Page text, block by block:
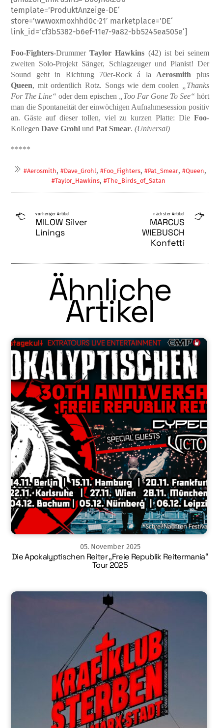
template=’ProduktAnzeige-DE‘
store=’wwwoxmoxhhd0c-21′ marketplace=’DE‘
link_id=’cf3b5382-b6ef-11e7-9a82-bb5245ea505e‘]
Foo-Fighters-DrummerTaylor Hawkins (42) ist bei seinem
zweiten Solo-Projekt Sänger, Schlagzeuger und Pianist! Der
Sound geht in Richtung 70er-Rock á la Aerosmith plus
Queen, mit ordentlich Rotz. Songs wie dem coolen
„Thanks
For The Line“ oder dem epischen „Too Far Gone To See“ hört
man die Spontaneität der einwöchigen Aufnahmesession positiv
an. Gäste auf dieser tollen, viel zu kurzen Plat­te: Die Foo-
KollegenDave Grohl undPat Smear.(Universal)
*****
#Aerosmith, #Dave_Grohl, #Foo_Fighters, #Pat_Smear, #Queen,
#Taylor_Hawkins, #The_Birds_of_Satan
vorheriger Artikel
MILOW Silver
Linings
nächster Artikel
MARCUS
WIEBUSCH
Konfetti
Ähnliche
Artikel
05. November 2025
Die Apokalyptischen Reiter „Freie Republik Reitermania“
Tour 2025